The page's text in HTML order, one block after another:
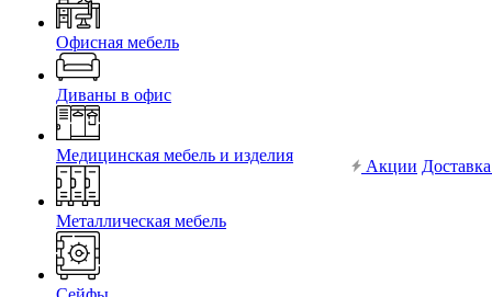
Офисная мебель
Диваны в офис
Медицинская мебель и изделия
Металлическая мебель
Акции